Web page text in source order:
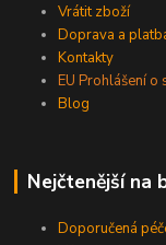
Vrátit zboží
Doprava a
Kontakty
EU Prohlášení o
Blog
Nejčtenější na
Doporučená